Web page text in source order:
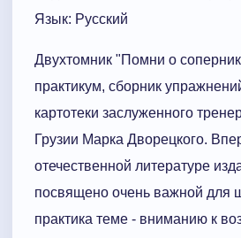
Язык: Русский
Двухтомник "Помни о
практикум, сборник
картотеки заслуженного
Грузии Марка Дворецкого.
отечественной литературе
посвящено очень важной для
практика теме - вниманию к